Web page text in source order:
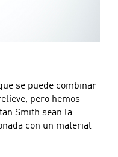
se puede combinar
pero hemos
Smith sean la
con un material